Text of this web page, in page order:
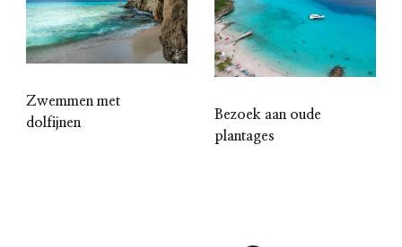
Zwemmen met
dolfijnen
Bezoek aan oude
plantages